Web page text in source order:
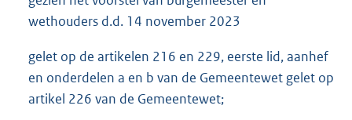
wethouders d.d. 14 november 2023
gelet op de artikelen 216 en 229, eerste lid, aanhef
en onderdelen a en b van de Gemeentewet gelet op
artikel 226 van de Gemeentewet;